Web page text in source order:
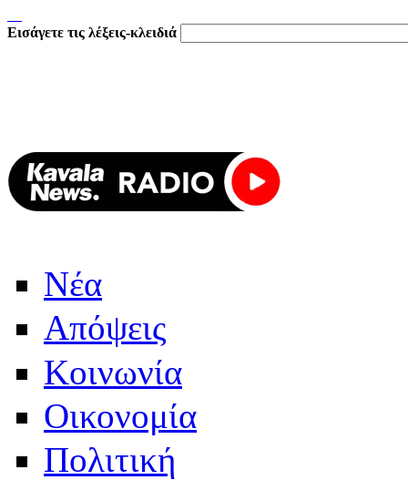
Εισάγετε τις λέξεις-κλειδιά
Νέα
Απόψεις
Κοινωνία
Οικονομία
Πολιτική